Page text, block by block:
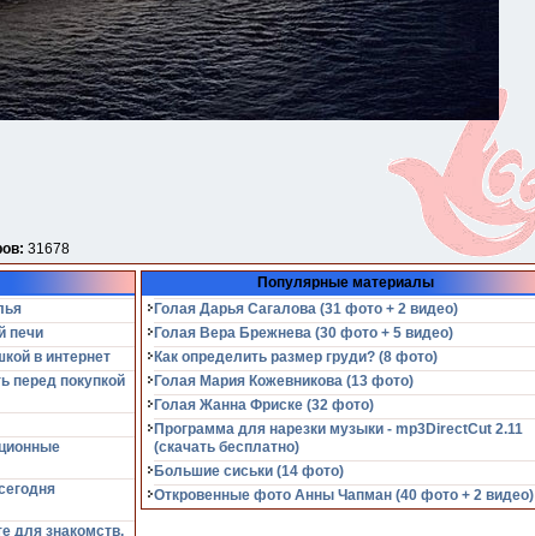
31678
печи
в интернет
перед покупкой
для знакомств,
Популярные материалы
Голая Дарья Сагалова (31 фото + 2 видео)
Голая Вера Брежнева (30 фото + 5 видео)
Как определить размер груди? (8 фото)
Голая Мария Кожевникова (13 фото)
Голая Жанна Фриске (32 фото)
Программа для нарезки музыки - mp3DirectCut 2.11
(cкачать бесплатно)
Большие сиськи (14 фото)
Откровенные фото Анны Чапман (40 фото + 2 видео)